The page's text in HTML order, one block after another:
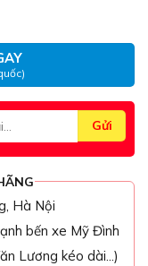
Hà Nội
bến xe Mỹ Đình
Lương kéo dài...)